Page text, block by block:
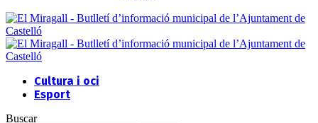
Cultura i oci
Esport
Buscar